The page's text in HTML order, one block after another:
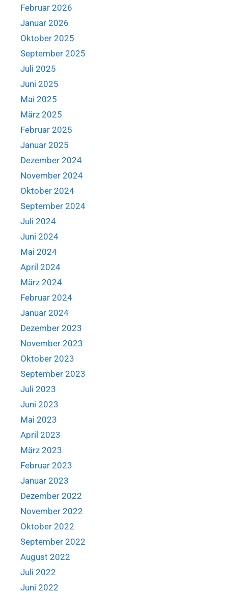
Februar 2026
Januar 2026
Oktober 2025
September 2025
Juli 2025
Juni 2025
Mai 2025
März 2025
Februar 2025
Januar 2025
Dezember 2024
November 2024
Oktober 2024
September 2024
Juli 2024
Juni 2024
Mai 2024
April 2024
März 2024
Februar 2024
Januar 2024
Dezember 2023
November 2023
Oktober 2023
September 2023
Juli 2023
Juni 2023
Mai 2023
April 2023
März 2023
Februar 2023
Januar 2023
Dezember 2022
November 2022
Oktober 2022
September 2022
August 2022
Juli 2022
Juni 2022